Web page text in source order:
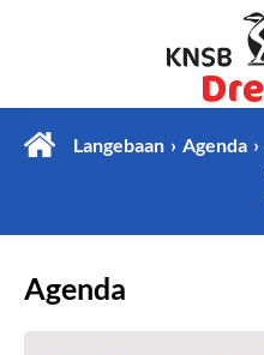
Langebaan Agenda
Agenda